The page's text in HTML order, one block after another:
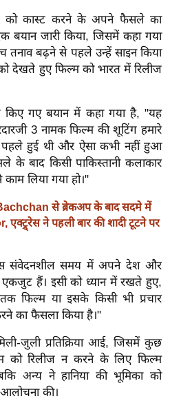
को कास्ट करने के अपने फैसले का
बयान जारी किया, जिसमें कहा गया
तनाव बढ़ने से पहले उन्हें साइन किया
को देखते हुए फिल्म को भारत में रिलीज
किए गए बयान में कहा गया है, "यह
3 नामक फिल्म की शूटिंग हमारे
पहले हुई थी और ऐसा कभी नहीं हुआ
बाद किसी पाकिस्तानी कलाकार
लिया गया हो।"
से ब्रेकअप के बाद सदमे में
ने पहली बार की शादी टूटने पर
संवेदनशील समय में अपने देश और
हैं। इसी को ध्यान में रखते हुए,
फिल्म या इसके किसी भी प्रचार
का फैसला किया है।"
जुली प्रतिक्रिया आई, जिसमें कुछ
को रिलीज न करने के लिए फिल्म
अन्य ने हानिया की भूमिका को
की।